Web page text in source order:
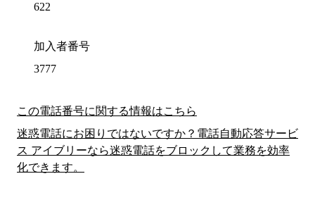
622
加入者番号
3777
この電話番号に関する情報はこちら
迷惑電話にお困りではないですか？電話自動応答サービ
ス アイブリーなら迷惑電話をブロックして業務を効率
化できます。